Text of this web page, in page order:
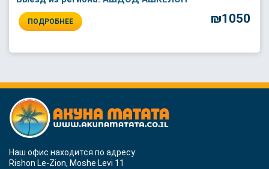
ПОДРОБНЕЕ ₪1050
Наш офис находится по адресу:
Rishon Le-Zion, Moshe Levi 11